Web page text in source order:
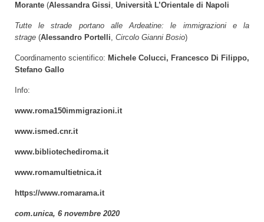
Morante (Alessandra Gissi, Università L’Orientale di Napoli
Tutte le strade portano alle Ardeatine: le immigrazioni e la
strage (Alessandro Portelli, Circolo Gianni Bosio)
Coordinamento scientifico: Michele Colucci, Francesco Di Filippo,
Stefano Gallo
Info:
www.roma150immigrazioni.it
www.ismed.cnr.it
www.bibliotechediroma.it
www.romamultietnica.it
https://www.romarama.it
com.unica, 6 novembre 2020